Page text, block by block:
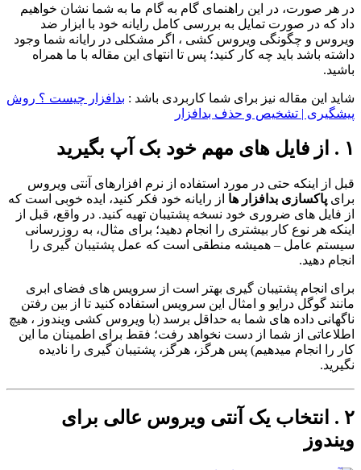
در هر صورت، در این راهنمای گام به گام ما به شما نشان خواهیم
داد که در صورت تمایل به بررسی کامل رایانه خود با ابزار ضد
ویروس و چگونگی ویروس کشی ، اگر مشکلی در رایانه شما وجود
داشته باشد باید چه کار کنید؛ پس تا انتهای این مقاله با ما همراه
باشید.
شاید این مقاله نیز برای شما کاربردی باشد : بدافزار چیست ؟ روش
پیشگیری | تشخیص و حذف بدافزار
۱ . از فایل های مهم خود بک آپ بگیرید
قبل از اینکه حتی در مورد استفاده از نرم افزارهای آنتی ویروس
برای پاکسازی بدافزار ها از رایانه خود فکر کنید، ایده خوبی است که
از فایل های ضروری خود نسخه پشتیبان تهیه کنید. در واقع، قبل از
اینکه هر نوع کار بیشتری را انجام دهید؛ برای مثال، به روزرسانی
سیستم عامل – همیشه منطقی است که عمل پشتیبان گیری را
انجام دهید.
برای انجام پشتیبان گیری بهتر است از سرویس های فضای ابری
مانند گوگل درایو و امثال این سرویس استفاده کنید تا از بین رفتن
ناگهانی داده های شما به حداقل برسد (با ویروس کشی ویندوز ، هیچ
اطلاعاتی از شما از دست نخواهد رفت؛ فقط برای اطمینان ما این
کار را انجام میدهیم) پس هرگز، هرگز، پشتیبان گیری را نادیده
نگیرید.
۲ . انتخاب یک آنتی ویروس عالی برای
ویندوز